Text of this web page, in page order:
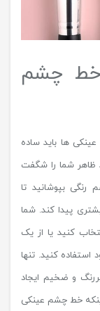
خط چشم
ها باید ساده
ظاهر شما را شگفت
بپوشانید تا
پیدا کند. شما
کنید یا از یک
کنید. تنها
و ضخیم ایجاد
خط چشم عینکی